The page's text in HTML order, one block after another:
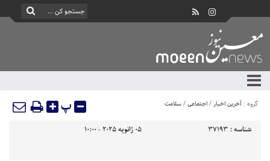
گروه : آخرین اخبار/اجتماعی/سلامت پ
شناسه : 37193 05 ژانویه 2025 - 10:00